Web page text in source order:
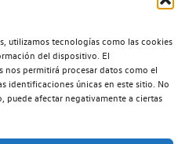
utilizamos tecnologías como las cookies
del dispositivo. El
permitirá procesar datos como el
identificaciones únicas en este sitio. No
afectar negativamente a ciertas